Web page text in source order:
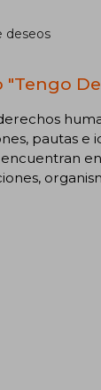
deseos
"Tengo
pautas e